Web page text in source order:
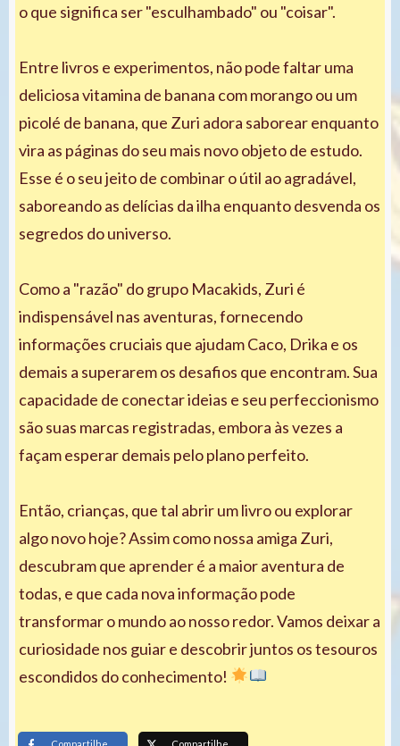
o que significa ser "esculhambado" ou "coisar".
Entre livros e experimentos, não pode faltar uma
deliciosa vitamina de banana com morango ou um
picolé de banana, que Zuri adora saborear enquanto
vira as páginas do seu mais novo objeto de estudo.
Esse é o seu jeito de combinar o útil ao agradável,
saboreando as delícias da ilha enquanto desvenda os
segredos do universo.
Como a "razão" do grupo Macakids, Zuri é
indispensável nas aventuras, fornecendo
informações cruciais que ajudam Caco, Drika e os
demais a superarem os desafios que encontram. Sua
capacidade de conectar ideias e seu perfeccionismo
são suas marcas registradas, embora às vezes a
façam esperar demais pelo plano perfeito.
Então, crianças, que tal abrir um livro ou explorar
algo novo hoje? Assim como nossa amiga Zuri,
descubram que aprender é a maior aventura de
todas, e que cada nova informação pode
transformar o mundo ao nosso redor. Vamos deixar a
curiosidade nos guiar e descobrir juntos os tesouros
escondidos do conhecimento!
Compartilhe Compartilhe